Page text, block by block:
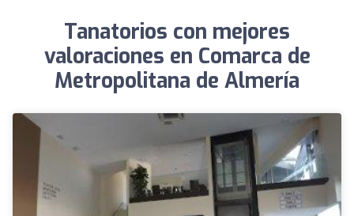
Tanatorios con mejores
valoraciones en Comarca de
Metropolitana de Almería